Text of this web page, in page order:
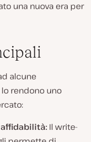
una nuova era per
alcune
rendono uno
Il write-